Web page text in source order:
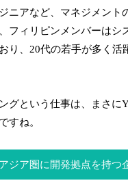
ニアなど、マネジメント
フィリピンメンバーはシ
り、20代の若手が多く活
グという仕事は、まさに
すね。
アジア圏に開発拠点を持つ